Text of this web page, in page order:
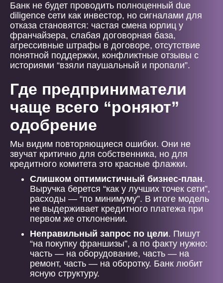
Банк не будет проводить полноценный due
diligence сети как инвестор, но сигналами для
отказа становятся: частая смена юрлиц у
франчайзера, слабая договорная база,
агрессивные штрафы в договоре, отсутствие
понятной поддержки, конфликтные отзывы с
историями “взяли паушальный и пропали”.
Где предприниматели
чаще всего “роняют”
одобрение
Мы видим повторяющиеся ошибки. Они не
звучат критично для собственника, но для
кредитного комитета это красные флажки.
Слишком оптимистичный бизнес-план.
Выручка берется “как у лучших точек сети”,
расходы — “по минимуму”. В итоге модель
не выдерживает кредитного платежа при
первом же отклонении.
Неправильный запрос по цели. Пишут
“на покупку франшизы”, а по факту нужно:
часть — на оборудование, часть — на
ремонт, часть — на оборотку. Банк любит
ясную структуру.